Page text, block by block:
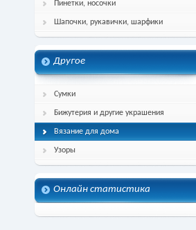
Пинетки, носочки
Шапочки, рукавички, шарфики
Другое
Сумки
Бижутерия и другие украшения
Вязание для дома
Узоры
Онлайн статистика